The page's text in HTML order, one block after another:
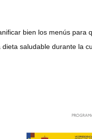
bien los menús
saludable durante la